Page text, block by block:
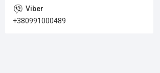
+380991000489